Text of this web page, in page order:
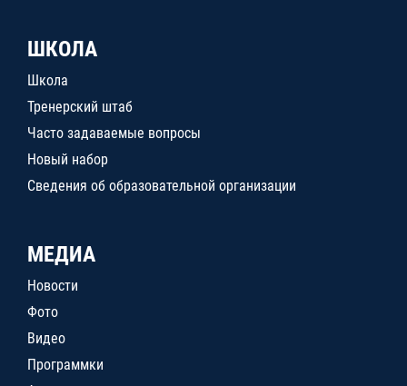
ШКОЛА
Школа
Тренерский штаб
Часто задаваемые вопросы
Новый набор
Сведения об образовательной организации
МЕДИА
Новости
Фото
Видео
Программки